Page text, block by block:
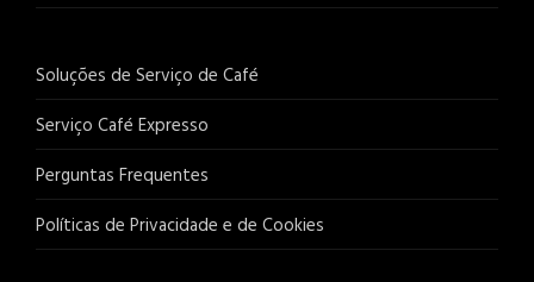
Soluções de Serviço de Café
Serviço Café Expresso
Perguntas Frequentes
Políticas de Privacidade e de Cookies